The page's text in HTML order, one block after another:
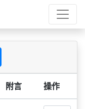
附言 操作